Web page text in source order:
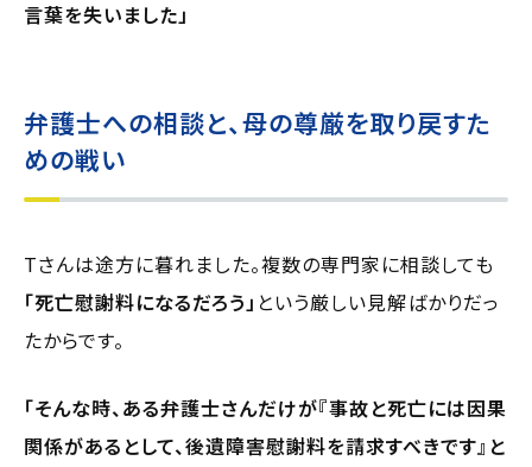
言葉を失いました」
弁護士への相談と、母の尊厳を取り戻すた
めの戦い
Tさんは途方に暮れました。複数の専門家に相談しても
「死亡慰謝料になるだろう」 という厳しい見解ばかりだっ
たからです。
「そんな時、ある弁護士さんだけが『事故と死亡には因果
関係があるとして、後遺障害慰謝料を請求すべきです』と